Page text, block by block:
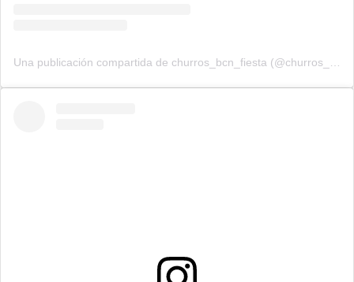
Una publicación compartida de churros_bcn_fiesta (@churros_bcn_fiesta)